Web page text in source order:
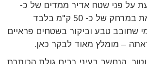
על פני שטח אדיר ממדים של כ-
3000 קמ"ר, נמצאת במרחק של כ- 50 ק"מ בלבד
שחובב טבע וביקור בשטחים פראיים
– מומלץ מאוד לבקר כאן.